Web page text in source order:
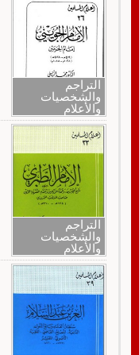
التراجم
والشخصيات
والأعلام
التراجم
والشخصيات
والأعلام